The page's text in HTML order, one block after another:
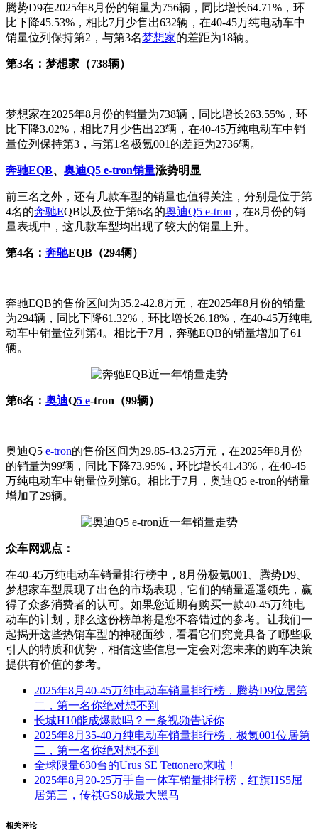
腾势D9在2025年8月份的销量为756辆，同比增长64.71%，环
比下降45.53%，相比7月少售出632辆，在40-45万纯电动车中
销量位列保持第2，与第3名梦想家的差距为18辆。
第3名：梦想家（738辆）
梦想家在2025年8月份的销量为738辆，同比增长263.55%，环
比下降3.02%，相比7月少售出23辆，在40-45万纯电动车中销
量位列保持第3，与第1名极氪001的差距为2736辆。
奔驰EQB、 奥迪Q5 e-tron销量涨势明显
前三名之外，还有几款车型的销量也值得关注，分别是位于第
4名的奔驰EQB以及位于第6名的奥迪Q5 e-tron ，在8月份的销
量表现中，这几款车型均出现了较大的销量上升。
第4名： 奔驰EQB（294辆）
奔驰EQB的售价区间为35.2-42.8万元，在2025年8月份的销量
为294辆，同比下降61.32%，环比增长26.18%，在40-45万纯电
动车中销量位列第4。相比于7月，奔驰EQB的销量增加了61
辆。
第6名： 奥迪Q5 e-tron（99辆）
奥迪Q5 e-tron的售价区间为29.85-43.25万元，在2025年8月份
的销量为99辆，同比下降73.95%，环比增长41.43%，在40-45
万纯电动车中销量位列第6。相比于7月，奥迪Q5 e-tron的销量
增加了29辆。
众车网观点：
在40-45万纯电动车销量排行榜中，8月份极氪001、腾势D9、
梦想家车型展现了出色的市场表现，它们的销量遥遥领先，赢
得了众多消费者的认可。如果您近期有购买一款40-45万纯电
动车的计划，那么这份榜单将是您不容错过的参考。让我们一
起揭开这些热销车型的神秘面纱，看看它们究竟具备了哪些吸
引人的特质和优势，相信这些信息一定会对您未来的购车决策
提供有价值的参考。
2025年8月40-45万纯电动车销量排行榜，腾势D9位居第
二，第一名你绝对想不到
长城H10能成爆款吗？一条视频告诉你
2025年8月35-40万纯电动车销量排行榜，极氪001位居第
二，第一名你绝对想不到
全球限量630台的Urus SE Tettonero来啦！
2025年8月20-25万手自一体车销量排行榜，红旗HS5屈
居第三，传祺GS8成最大黑马
相关评论